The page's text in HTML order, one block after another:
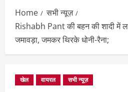
Home
सभी न्यूज़
Rishabh Pant की बहन की शादी में
जमावड़ा, जमकर थिरके धोनी-रैना;
खेल वायरल सभी न्यूज़